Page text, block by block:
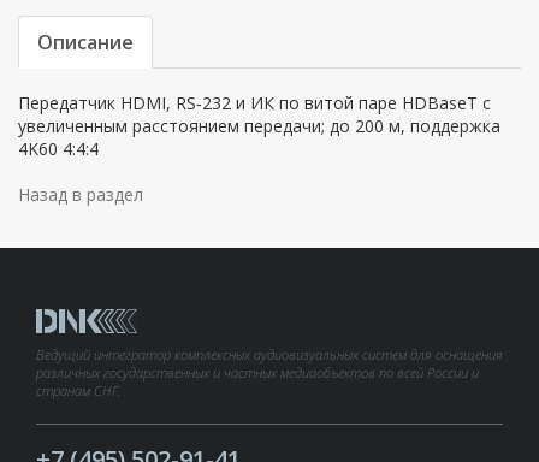
Описание
Передатчик HDMI, RS‐232 и ИК по витой паре HDBaseT с
увеличенным расстоянием передачи; до 200 м, поддержка
4K60 4:4:4
Назад в раздел
Ведущий интегратор комплексных аудиовизуальных систем для оснащения
различных государственных и частных медиаобъектов по всей России и
странам СНГ.